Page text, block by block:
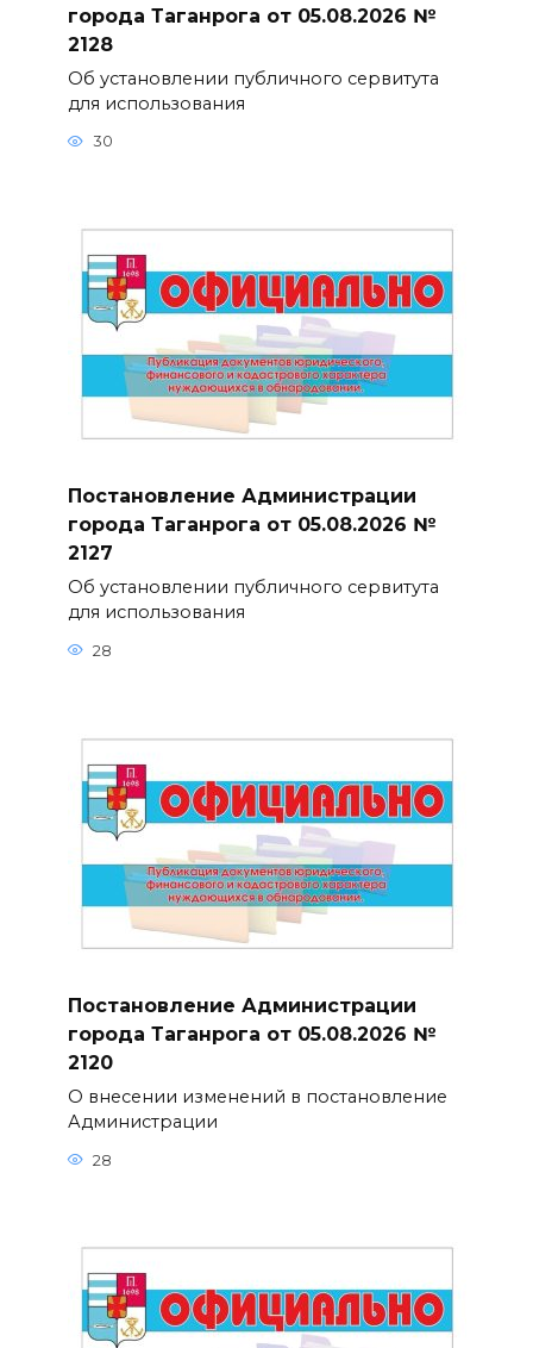
города Таганрога от 05.08.2026 №
2128
Об установлении публичного сервитута
для использования
30
Постановление Администрации
города Таганрога от 05.08.2026 №
2127
Об установлении публичного сервитута
для использования
28
Постановление Администрации
города Таганрога от 05.08.2026 №
2120
О внесении изменений в постановление
Администрации
28